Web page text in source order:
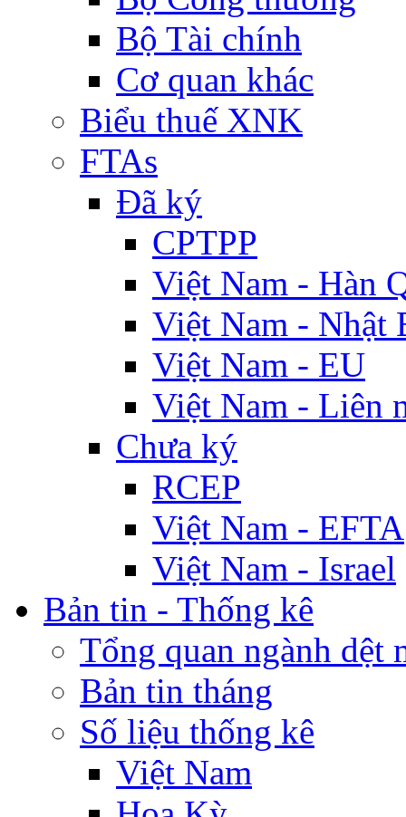
Bộ Tài chính
Cơ quan khác
Biểu thuế XNK
FTAs
Đã ký
CPTPP
Việt Nam - Hàn
Việt Nam - Nhật
Việt Nam - EU
Việt Nam - Liên
Chưa ký
RCEP
Việt Nam - EFTA
Việt Nam - Israel
Bản tin - Thống kê
Tổng quan ngành dệt
Bản tin tháng
Số liệu thống kê
Việt Nam